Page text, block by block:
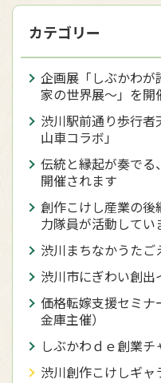
カテゴリー
企画展「しぶかわ
家の世界展～」を開
渋川駅前通り歩行
山車コラボ」
伝統と縁起が奏でる
開催されます
創作こけし産業の
力隊員が活動してい
渋川まちなかうたご
渋川市にぎわい創出
価格転嫁支援セミ
金庫主催）
しぶかわｄｅ創業
渋川創作こけしギャ